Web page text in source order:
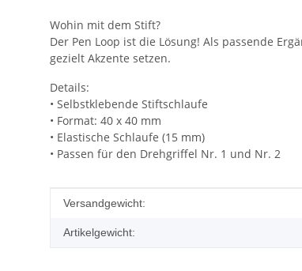
Wohin mit dem Stift?
Der Pen Loop ist die Lösung! Als passende
gezielt Akzente setzen.
Details:
• Selbstklebende Stiftschlaufe
• Format: 40 x 40 mm
• Elastische Schlaufe (15 mm)
• Passen für den Drehgriffel Nr. 1 und Nr. 2
Produkteigenschaft
Wert
Versandgewicht:
Artikelgewicht: